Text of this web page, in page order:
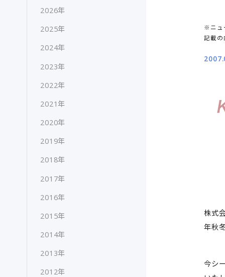
2026年
2025年
2024年
2023年
2022年
2021年
2020年
2019年
2018年
2017年
2016年
2015年
2014年
2013年
2012年
※ニュ
記載の
株式
年秋
今シ